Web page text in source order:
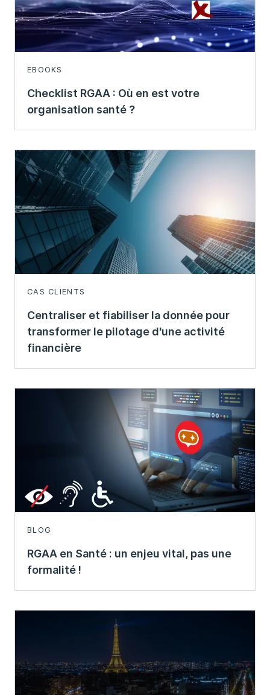
EBOOKS
Checklist RGAA : Où en est votre
organisation santé ?
CAS CLIENTS
Centraliser et fiabiliser la donnée pour
transformer le pilotage d'une activité
financière
BLOG
RGAA en Santé : un enjeu vital, pas une
formalité !